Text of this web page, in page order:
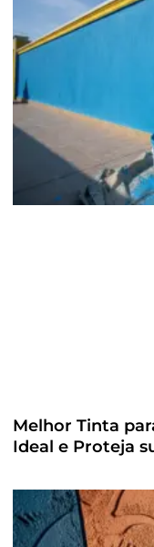
Melhor Tinta
Ideal e Proteja